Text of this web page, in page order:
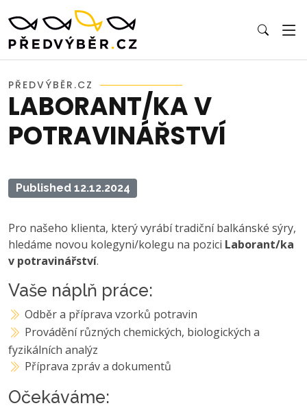
PŘEDVÝBĚR.CZ
LABORANT/KA V
POTRAVINÁŘSTVÍ
Published 12.12.2024
Pro našeho klienta, který vyrábí tradiční balkánské sýry,
hledáme novou kolegyni/kolegu na pozici Laborant/ka
v potravinářství.
Vaše náplň práce:
Odběr a příprava vzorků potravin
Provádění různých chemických, biologických a
fyzikálních analýz
Příprava zpráv a dokumentů
Očekáváme: